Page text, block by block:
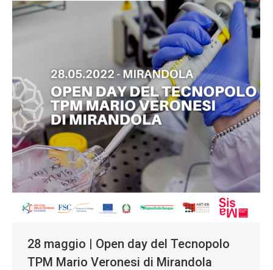
28 maggio | Open day del Tecnopolo
TPM Mario Veronesi di Mirandola